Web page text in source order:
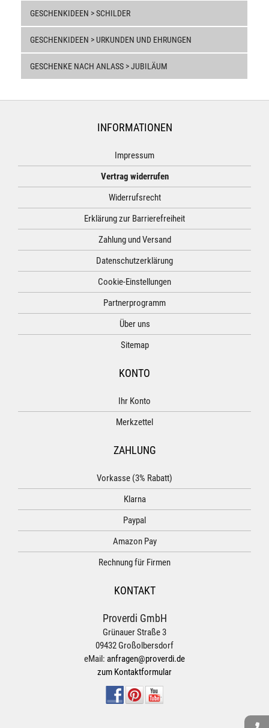
GESCHENKIDEEN > SCHILDER
GESCHENKIDEEN > URKUNDEN UND EHRUNGEN
GESCHENKE NACH ANLASS > JUBILÄUM
INFORMATIONEN
Impressum
Vertrag widerrufen
Widerrufsrecht
Erklärung zur Barrierefreiheit
Zahlung und Versand
Datenschutzerklärung
Cookie-Einstellungen
Partnerprogramm
Über uns
Sitemap
KONTO
Ihr Konto
Merkzettel
ZAHLUNG
Vorkasse (3% Rabatt)
Klarna
Paypal
Amazon Pay
Rechnung für Firmen
KONTAKT
Proverdi GmbH
Grünauer Straße 3
09432 Großolbersdorf
eMail: anfragen@proverdi.de
zum Kontaktformular